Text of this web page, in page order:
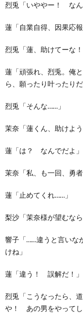
烈兎「いややー！ なん
蓮「自業自得、因果応報
烈兎「蓮、助けてーな！
蓮「頑張れ、烈兎。俺
ら、願ったり叶ったりだ
烈兎「そんな……」
茉奈「蓮くん、助けよう
蓮「は？ なんでだよ」
茉奈「私、も一回、勇者
蓮「止めてくれ……」
梨沙「茉奈様が望むな
響子「……違うと言いな
けね」
蓮「違う！ 誤解だ！」
烈兎「こうなったら、
や！ あの男をやってし